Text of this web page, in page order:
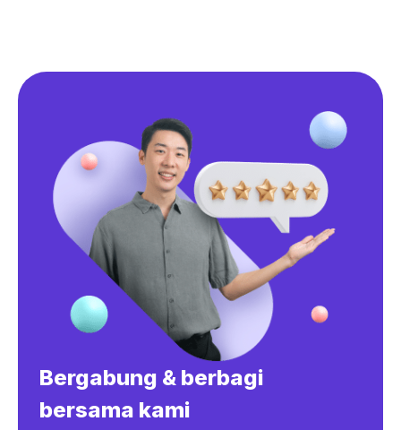
Bergabung & berbagi
bersama kami